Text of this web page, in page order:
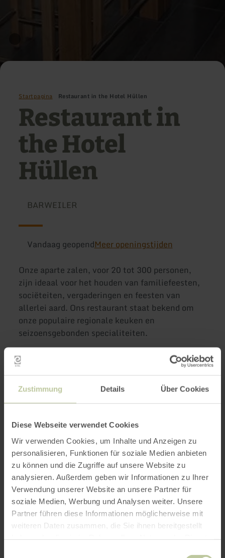
Zustimmung Details Über Cookies
Diese Webseite verwendet Cookies
Wir verwenden Cookies, um Inhalte und Anzeigen zu
personalisieren, Funktionen für soziale Medien anbieten
zu können und die Zugriffe auf unsere Website zu
analysieren. Außerdem geben wir Informationen zu Ihrer
Verwendung unserer Website an unsere Partner für
soziale Medien, Werbung und Analysen weiter. Unsere
Partner führen diese Informationen möglicherweise mit
weiteren Daten zusammen, die Sie ihnen bereitgestellt
Startpagina Restaurant in the Hotel Hüllen
Restaurant in
the Hotel
Hüllen
BARWEILER
Vandaag geopendMeer openingstijden
Onze aparte zalen, voor 20 tot 300 personen,
zijn ideaal voor het houden van familiefeesten,
sociëteiten, vergaderingen en feesten van
allerlei aard. Ons restaurant staat bekend om
onze populaire regionale keuken en
seizoensgebonden specialiteiten.
Meer informatie
Openingstijden
Kenmerken / bijzonderheden
Categorieën
Aantal zitplaatsen